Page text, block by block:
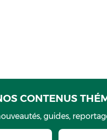
CONTENUS
guides,